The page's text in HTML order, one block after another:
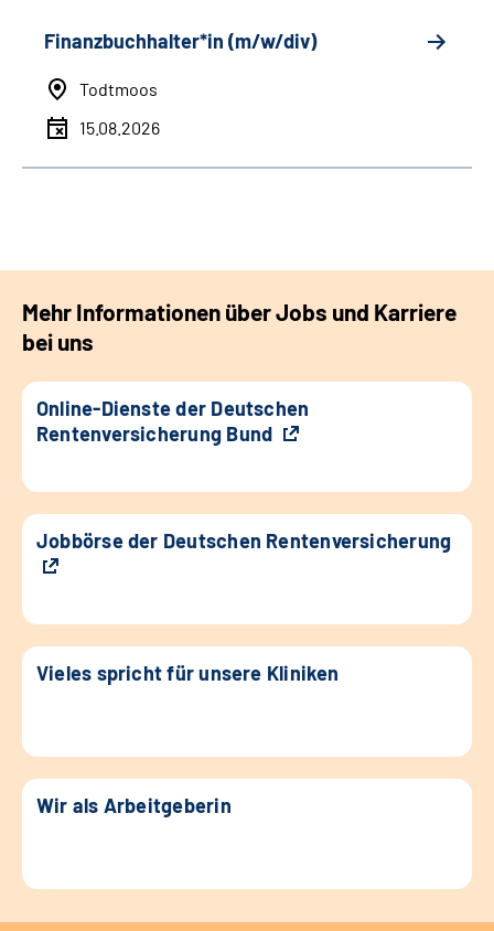
Finanzbuchhalter*in (m/w/div)
Todtmoos
15.08.2026
Mehr Informationen über Jobs und Karriere
bei uns
Online-Dienste der Deutschen
Rentenversicherung Bund
Jobbörse der Deutschen Rentenversicherung
Vieles spricht für unsere Kliniken
Wir als Arbeitgeberin